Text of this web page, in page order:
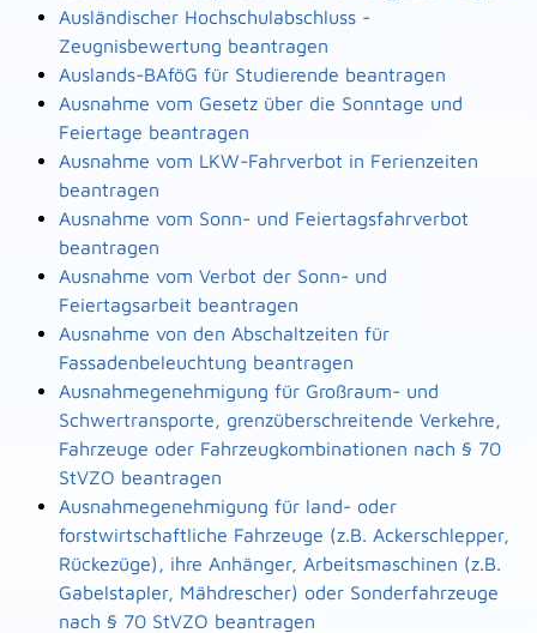
Ausländischer Hochschulabschluss -
Zeugnisbewertung beantragen
Auslands-BAföG für Studierende beantragen
Ausnahme vom Gesetz über die Sonntage und
Feiertage beantragen
Ausnahme vom LKW-Fahrverbot in Ferienzeiten
beantragen
Ausnahme vom Sonn- und Feiertagsfahrverbot
beantragen
Ausnahme vom Verbot der Sonn- und
Feiertagsarbeit beantragen
Ausnahme von den Abschaltzeiten für
Fassadenbeleuchtung beantragen
Ausnahmegenehmigung für Großraum- und
Schwertransporte, grenzüberschreitende Verkehre,
Fahrzeuge oder Fahrzeugkombinationen nach § 70
StVZO beantragen
Ausnahmegenehmigung für land- oder
forstwirtschaftliche Fahrzeuge (z.B. Ackerschlepper,
Rückezüge), ihre Anhänger, Arbeitsmaschinen (z.B.
Gabelstapler, Mähdrescher) oder Sonderfahrzeuge
nach § 70 StVZO beantragen